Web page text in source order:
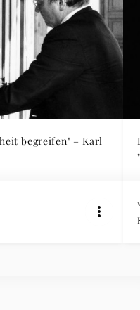
begreifen" – Karl